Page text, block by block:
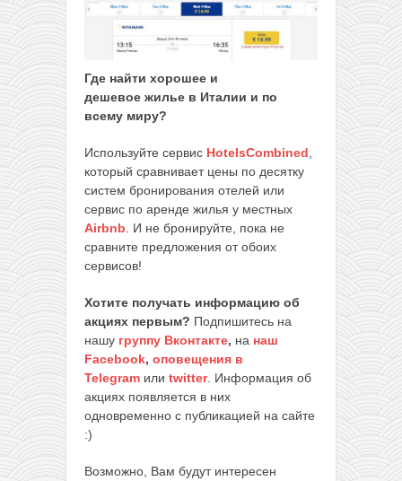
Где найти хорошее и
дешевое жилье в Италии и по
всему миру?
Используйте сервис HotelsCombined
который сравнивает цены по десятку
систем бронирования отелей или
сервис по аренде жилья у местных
Airbnb . И не бронируйте, пока не
сравните предложения от обоих
сервисов!
Хотите получать информацию об
акциях первым? Подпишитесь на
нашу группу Вконтакте, на наш
Facebook, оповещения в
Telegram или twitter. Информация об
акциях появляется в них
одновременно с публикацией на сайте
:)
Возможно, Вам будут интересен